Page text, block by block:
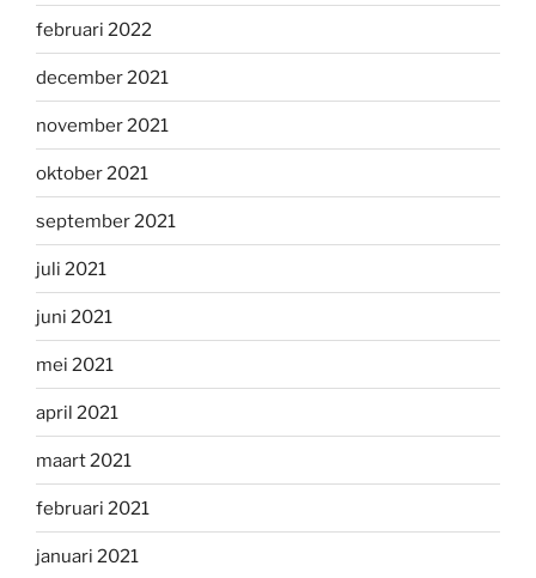
februari 2022
december 2021
november 2021
oktober 2021
september 2021
juli 2021
juni 2021
mei 2021
april 2021
maart 2021
februari 2021
januari 2021